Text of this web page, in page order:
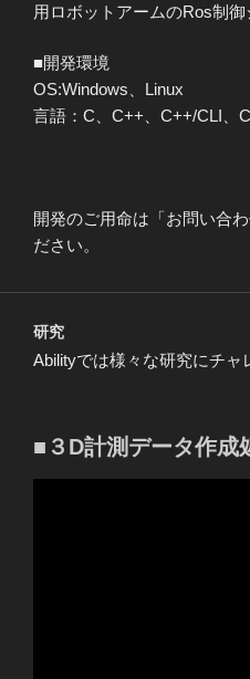
用ロボットアームのRos制
■開発環境
OS:Windows、Linux
言語：C、C++、C++/CLI、
開発のご用命は「お問い合
ださい。
研究
Abilityでは様々な研究にチャ
■３D計測データ作成